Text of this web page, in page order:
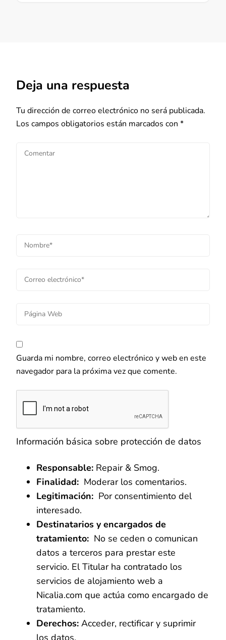
Deja una respuesta
Tu dirección de correo electrónico no será publicada.
Los campos obligatorios están marcados con *
Guarda mi nombre, correo electrónico y web en este
navegador para la próxima vez que comente.
Información básica sobre protección de datos
Responsable: Repair & Smog.
Finalidad: Moderar los comentarios.
Legitimación: Por consentimiento del
interesado.
Destinatarios y encargados de
tratamiento: No se ceden o comunican
datos a terceros para prestar este
servicio. El Titular ha contratado los
servicios de alojamiento web a
Nicalia.com que actúa como encargado de
tratamiento.
Derechos: Acceder, rectificar y suprimir
los datos.